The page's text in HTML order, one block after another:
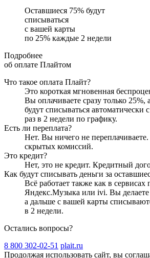
Оставшиеся 75% будут
списываться
с вашей карты
по 25% каждые 2 недели
Подробнее
об оплате Плайтом
Что такое оплата Плайт?
Это короткая мгновенная
Вы оплачиваете сразу только 25%,
будут списываться автоматически
раз в 2 недели по графику.
Есть ли переплата?
Нет. Вы ничего не
скрытых комиссий.
Это кредит?
Нет, это не кредит. Кредитный
Как будут списывать деньги за
Всё работает также как в
Яндекс.Музыка или ivi. Вы
а дальше с вашей карты
в 2 недели.
Остались вопросы?
8 800 302-02-51 plait.ru
Продолжая использовать сайт, вы